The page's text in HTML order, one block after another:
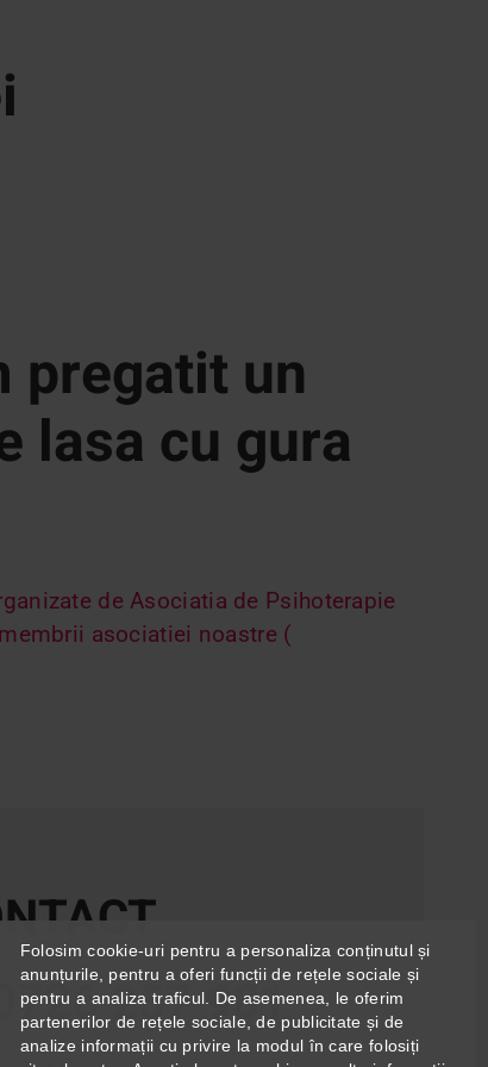
pregatit un
lasa cu gura
de Asociatia de Psihoterapie
asociatiei noastre (
257 981
Folosim cookie-uri pentru a personaliza conținutul și
anunțurile, pentru a oferi funcții de rețele sociale și
pentru a analiza traficul. De asemenea, le oferim
partenerilor de rețele sociale, de publicitate și de
analize informații cu privire la modul în care folosiți